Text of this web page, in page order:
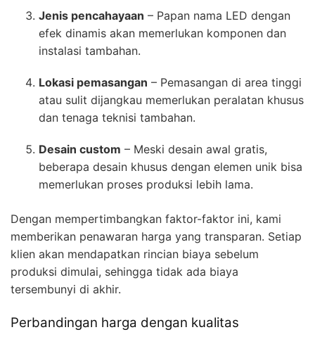
Jenis pencahayaan – Papan nama LED dengan
efek dinamis akan memerlukan komponen dan
instalasi tambahan.
Lokasi pemasangan – Pemasangan di area tinggi
atau sulit dijangkau memerlukan peralatan khusus
dan tenaga teknisi tambahan.
Desain custom – Meski desain awal gratis,
beberapa desain khusus dengan elemen unik bisa
memerlukan proses produksi lebih lama.
Dengan mempertimbangkan faktor-faktor ini, kami
memberikan penawaran harga yang transparan. Setiap
klien akan mendapatkan rincian biaya sebelum
produksi dimulai, sehingga tidak ada biaya
tersembunyi di akhir.
Perbandingan harga dengan kualitas